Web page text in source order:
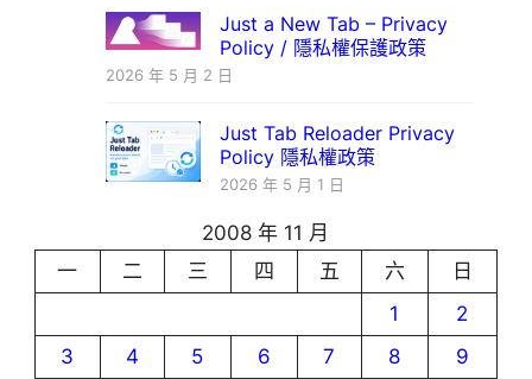
Just a New Tab – Privacy
Policy / 隱私權保護政策
2026 年 5 月 2 日
Just Tab Reloader Privacy
Policy 隱私權政策
2026 年 5 月 1 日
2008 年 11 月
一
二 三 四 五 六
日
1
2
3
4 5 6 7 8
9